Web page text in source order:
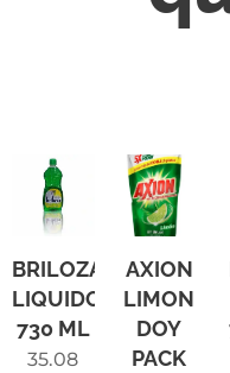
BRILOZA
LIQUIDO
730 ML
35.08
AXION
LIMON
DOY
PACK